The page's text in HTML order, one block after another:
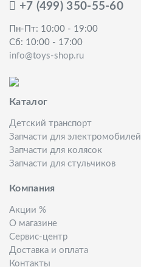
+7 (499) 350-55-60
Пн-Пт: 10:00 - 19:00
Сб: 10:00 - 17:00
info@toys-shop.ru
Каталог
Детский транспорт
Запчасти для электромобилей
Запчасти для колясок
Запчасти для стульчиков
Компания
Акции %
О магазине
Сервис-центр
Доставка и оплата
Контакты